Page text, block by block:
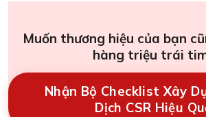
Muốn thương hiệu của bạn
hàng triệu trái
Nhận Bộ Checklist Xây
Dịch CSR Hiệu